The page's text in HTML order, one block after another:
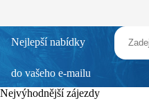
Nejlepší nabídky
do vašeho e-mailu
Nejvýhodnější zájezdy